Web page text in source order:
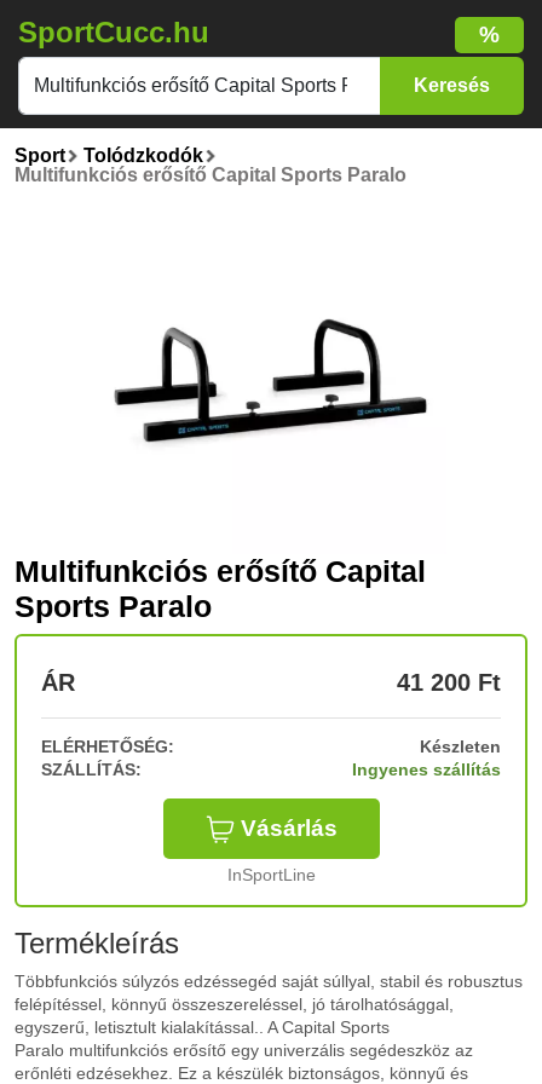
SportCucc.hu %
Sport
Tolódzkodók
Multifunkciós erősítő Capital Sports Paralo
Multifunkciós erősítő Capital
Sports Paralo
ÁR 41 200 Ft
ELÉRHETŐSÉG:
Készleten
SZÁLLÍTÁS:
Ingyenes szállítás
Vásárlás
InSportLine
Termékleírás
Többfunkciós súlyzós edzéssegéd saját súllyal, stabil és robusztus
felépítéssel, könnyű összeszereléssel, jó tárolhatósággal,
egyszerű, letisztult kialakítással.. A Capital Sports
Paralo multifunkciós erősítő egy univerzális segédeszköz az
erőnléti edzésekhez. Ez a készülék biztonságos, könnyű és